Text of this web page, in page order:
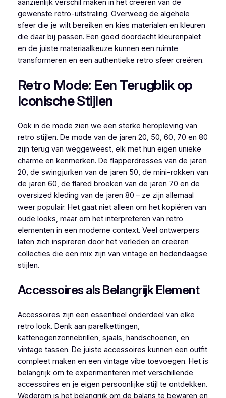
aanzienlijk verschil maken in het creëren van de
gewenste retro-uitstraling. Overweeg de algehele
sfeer die je wilt bereiken en kies materialen en kleuren
die daar bij passen. Een goed doordacht kleurenpalet
en de juiste materiaalkeuze kunnen een ruimte
transformeren en een authentieke retro sfeer creëren.
Retro Mode: Een Terugblik op
Iconische Stijlen
Ook in de mode zien we een sterke heropleving van
retro stijlen. De mode van de jaren 20, 50, 60, 70 en 80
zijn terug van weggeweest, elk met hun eigen unieke
charme en kenmerken. De flapperdresses van de jaren
20, de swingjurken van de jaren 50, de mini-rokken van
de jaren 60, de flared broeken van de jaren 70 en de
oversized kleding van de jaren 80 – ze zijn allemaal
weer populair. Het gaat niet alleen om het kopiëren van
oude looks, maar om het interpreteren van retro
elementen in een moderne context. Veel ontwerpers
laten zich inspireren door het verleden en creëren
collecties die een mix zijn van vintage en hedendaagse
stijlen.
Accessoires als Belangrijk Element
Accessoires zijn een essentieel onderdeel van elke
retro look. Denk aan parelkettingen,
kattenogenzonnebrillen, sjaals, handschoenen, en
vintage tassen. De juiste accessoires kunnen een outfit
compleet maken en een vintage vibe toevoegen. Het is
belangrijk om te experimenteren met verschillende
accessoires en je eigen persoonlijke stijl te ontdekken.
Wederom is het belangrijk om de balans te bewaren en